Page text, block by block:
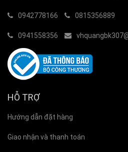
0942778166 0815356889
0941558356
HỖ TRỢ
Hướng dẫn đặt hàng
Giao nhận và thanh toán